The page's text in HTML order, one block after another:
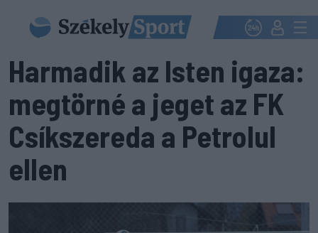
Harmadik az Isten igaza:
megtörné a jeget az FK
Csíkszereda a Petrolul
ellen